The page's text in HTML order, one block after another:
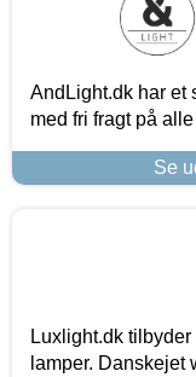
AndLight.dk har et
med fri fragt på
Se
Luxlight.dk
lamper. Danskejet